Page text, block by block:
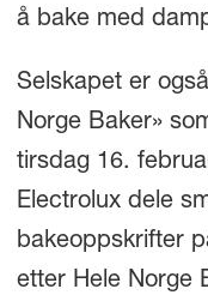
å bake med
Selskapet er
Norge Baker»
tirsdag 16.
Electrolux dele
bakeoppskrifter
etter Hele Norge